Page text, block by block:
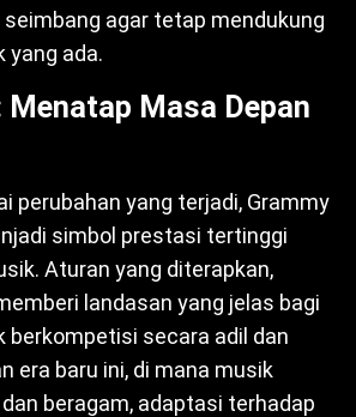
agar tetap mendukung
yang ada.
Menatap Masa Depan
perubahan yang terjadi, Grammy
simbol prestasi tertinggi
Aturan yang diterapkan,
landasan yang jelas bagi
berkompetisi secara adil dan
era baru ini, di mana musik
beragam, adaptasi terhadap